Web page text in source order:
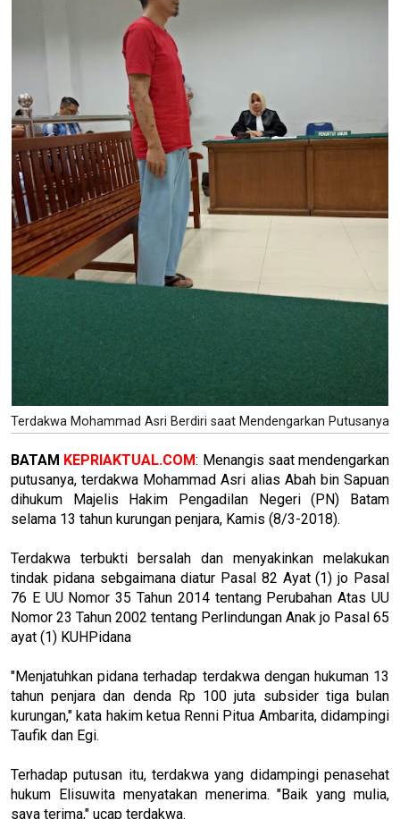
Terdakwa Mohammad Asri Berdiri saat Mendengarkan Putusanya
BATAM KEPRIAKTUAL.COM: Menangis saat mendengarkan
putusanya, terdakwa Mohammad Asri alias Abah bin Sapuan
dihukum Majelis Hakim Pengadilan Negeri (PN) Batam
selama 13 tahun kurungan penjara, Kamis (8/3-2018).
Terdakwa terbukti bersalah dan menyakinkan melakukan
tindak pidana sebgaimana diatur Pasal 82 Ayat (1) jo Pasal
76 E UU Nomor 35 Tahun 2014 tentang Perubahan Atas UU
Nomor 23 Tahun 2002 tentang Perlindungan Anak jo Pasal 65
ayat (1) KUHPidana
"Menjatuhkan pidana terhadap terdakwa dengan hukuman 13
tahun penjara dan denda Rp 100 juta subsider tiga bulan
kurungan," kata hakim ketua Renni Pitua Ambarita, didampingi
Taufik dan Egi.
Terhadap putusan itu, terdakwa yang didampingi penasehat
hukum Elisuwita menyatakan menerima. "Baik yang mulia,
saya terima," ucap terdakwa.